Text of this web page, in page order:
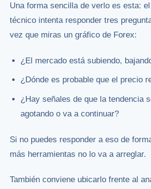
Una forma sencilla de verlo es esta:
técnico intenta responder tres
vez que miras un gráfico de Forex:
¿El mercado está subiendo,
¿Dónde es probable que el precio
¿Hay señales de que la tendencia
agotando o va a continuar?
Si no puedes responder a eso de
más herramientas no lo va a arreglar.
También conviene ubicarlo frente al